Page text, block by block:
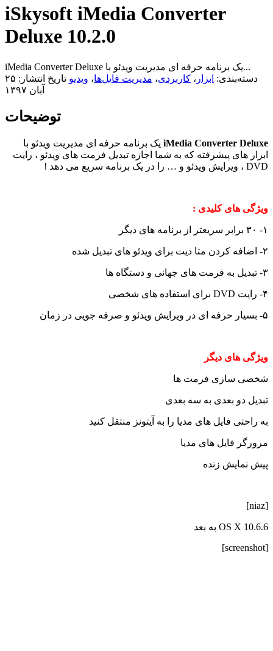
iSkysoft iMedia Converter
Deluxe 10.2.0
iMedia Converter Deluxe یک برنامه حرفه ای مدیریت ویدئو با...
دسته‌بندی: ابزار ، کاربردی، مدیریت فایل‌ها، ویدیو
تاریخ انتشار: ۲۵
آبان ۱۳۹۷
توضیحات
iMedia Converter Deluxe یک برنامه حرفه ای مدیریت ویدئو با
ابزار های پیشرفته که به شما اجازه تبدیل فرمت های ویدئو ، رایت
DVD ، ویرایش ویدئو و … را در یک برنامه سریع می دهد !
ویژگی های کلیدی :
۱- ۳۰ برابر سریعتر از برنامه های دیگر
۲- اضافه کردن متا دیت برای ویدئو های تبدیل شده
۳- تبدیل به فرمت های جهانی و دستگاه ها
۴- رایت DVD برای استفاده های شخصی
۵- بسیار حرفه ای در ویرایش ویدئو و صرفه جویی در زمان
ویژگی های دیگر
شخصی سازی فرمت ها
تبدیل دو بعدی به سه بعدی
به راحتی فایل های مدیا را به آیتونز منتقل کنید
مرورگر فایل های مدیا
پیش نمایش زنده
[niaz]
OS X 10.6.6 به بعد
[screenshot]